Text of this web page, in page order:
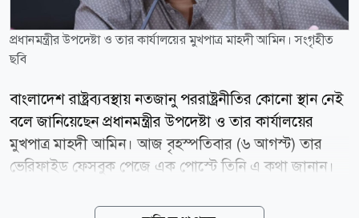
প্রধানমন্ত্রীর উপদেষ্টা ও তার কার্যালয়ের মুখপাত্র মাহদী আমিন। সংগৃহীত
ছবি
বাংলাদেশ রাষ্ট্রব্যবস্থায় নতজানু পররাষ্ট্রনীতির কোনো স্থান নেই
বলে জানিয়েছেন প্রধানমন্ত্রীর উপদেষ্টা ও তার কার্যালয়ের
মুখপাত্র মাহদী আমিন। আজ বৃহস্পতিবার (৬ আগস্ট) তার
ভেরিফাইড ফেসবুক পেজে এক পোস্টে তিনি এ কথা জানান।
আকাঙ্ক্ষা ছিল একটি স্বাধীন, সার্বভৌম ও গণতান্ত্রিক বাংলাদেশ